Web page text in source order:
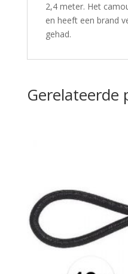
2,4 meter. Het
en heeft een brand
gehad.
Gerelateerde